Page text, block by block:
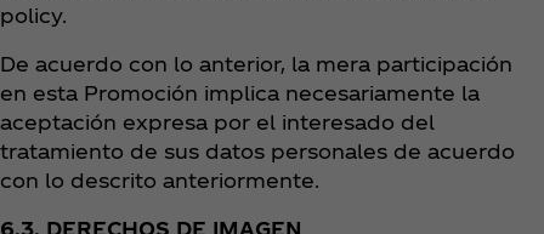
policy.
De acuerdo con lo anterior, la mera participación
en esta Promoción implica necesariamente la
aceptación expresa por el interesado del
tratamiento de sus datos personales de acuerdo
con lo descrito anteriormente.
6.3. DERECHOS DE IMAGEN